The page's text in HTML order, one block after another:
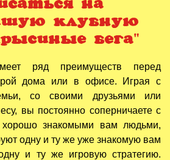
клубную
бега"
ряд преимуществ перед
дома или в офисе. Играя с
со своими друзьями или
вы постоянно соперничаете с
знакомыми вам людьми,
одну и ту же уже знакомую вам
и ту же игровую стратегию.